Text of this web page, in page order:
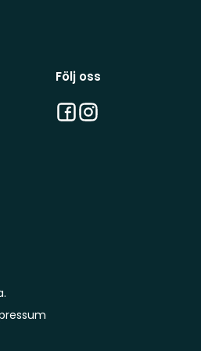
Följ oss
Facebook
Instagram